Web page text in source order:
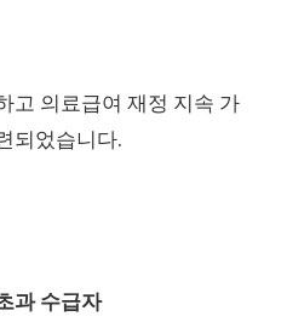
고 의료급여 재정 지속 가
되었습니다.
과 수급자